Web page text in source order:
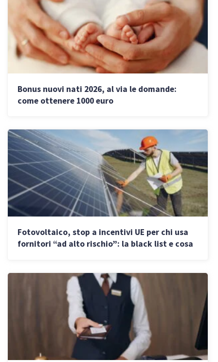
Bonus nuovi nati 2026, al via le domande:
come ottenere 1000 euro
Fotovoltaico, stop a incentivi UE per chi usa
fornitori “ad alto rischio”: la black list e cosa